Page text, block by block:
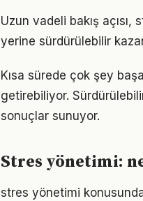
Uzun vadeli bakış açısı,
yerine sürdürülebilir
Kısa sürede çok şey
getirebiliyor.
sonuçlar sunuyor.
Stres yönetimi:
stres yönetimi